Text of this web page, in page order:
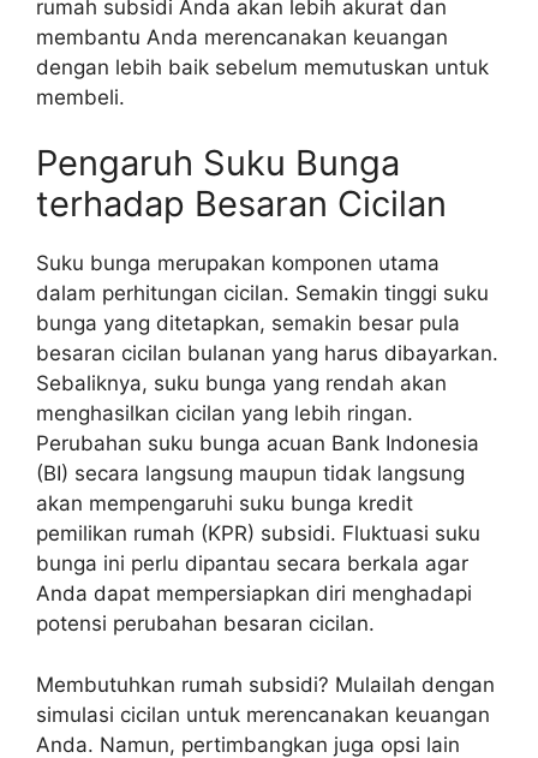
rumah subsidi Anda akan lebih akurat dan
membantu Anda merencanakan keuangan
dengan lebih baik sebelum memutuskan untuk
membeli.
Pengaruh Suku Bunga
terhadap Besaran Cicilan
Suku bunga merupakan komponen utama
dalam perhitungan cicilan. Semakin tinggi suku
bunga yang ditetapkan, semakin besar pula
besaran cicilan bulanan yang harus dibayarkan.
Sebaliknya, suku bunga yang rendah akan
menghasilkan cicilan yang lebih ringan.
Perubahan suku bunga acuan Bank Indonesia
(BI) secara langsung maupun tidak langsung
akan mempengaruhi suku bunga kredit
pemilikan rumah (KPR) subsidi. Fluktuasi suku
bunga ini perlu dipantau secara berkala agar
Anda dapat mempersiapkan diri menghadapi
potensi perubahan besaran cicilan.
Membutuhkan rumah subsidi? Mulailah dengan
simulasi cicilan untuk merencanakan keuangan
Anda. Namun, pertimbangkan juga opsi lain